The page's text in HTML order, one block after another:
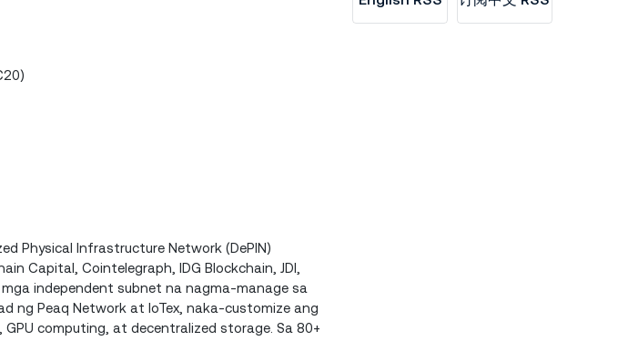
Physical Infrastructure Network (DePIN)
Capital, Cointelegraph, IDG Blockchain, JDI,
independent subnet na nagma-manage sa
ng Peaq Network at IoTex, naka-customize ang
computing, at decentralized storage. Sa 80+